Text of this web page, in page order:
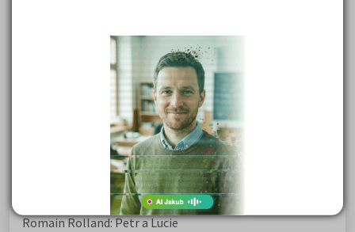
Kritika hry M. L. King v Salesiánském divadle
Důležité reakce organických sloučenin a jejich význam
Zákonitosti v elektronové struktuře
Základní charakteristiky obyvatelstva a geografie sídel
Karel Hynek Mácha: Máj
Karel Havlíček Borovský: Tyrolské elegie
Romain Rolland: Petr a Lucie